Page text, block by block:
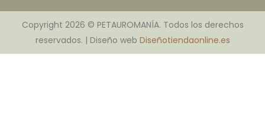
Copyright 2026 © PETAUROMANÍA. Todos los derechos
reservados. | Diseño web Diseñotiendaonline.es